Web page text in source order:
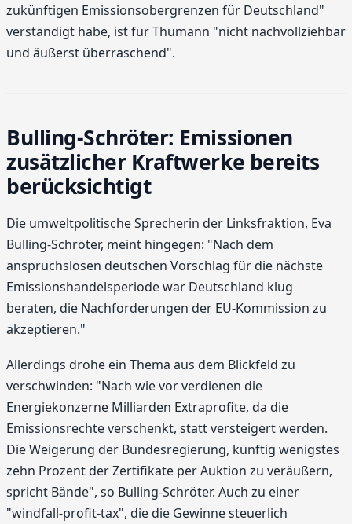
zukünftigen Emissionsobergrenzen für Deutschland"
verständigt habe, ist für Thumann "nicht nachvollziehbar
und äußerst überraschend".
Bulling-Schröter: Emissionen
zusätzlicher Kraftwerke bereits
berücksichtigt
Die umweltpolitische Sprecherin der Linksfraktion, Eva
Bulling-Schröter, meint hingegen: "Nach dem
anspruchslosen deutschen Vorschlag für die nächste
Emissionshandelsperiode war Deutschland klug
beraten, die Nachforderungen der EU-Kommission zu
akzeptieren."
Allerdings drohe ein Thema aus dem Blickfeld zu
verschwinden: "Nach wie vor verdienen die
Energiekonzerne Milliarden Extraprofite, da die
Emissionsrechte verschenkt, statt versteigert werden.
Die Weigerung der Bundesregierung, künftig wenigstes
zehn Prozent der Zertifikate per Auktion zu veräußern,
spricht Bände", so Bulling-Schröter. Auch zu einer
"windfall-profit-tax", die die Gewinne steuerlich